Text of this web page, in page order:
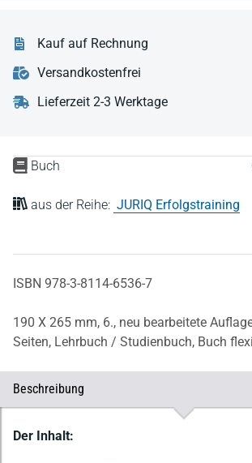
Buch
aus der Reihe: JURIQ Erfolgstraining
ISBN 978-3-8114-6536-7
190 X 265 mm, 6., neu bearbeitete
Seiten, Lehrbuch / Studienbuch, Buch
Kauf auf Rechnung
Versandkostenfrei
Lieferzeit 2-3 Werktage
Beschreibung
Beschreibung
Der Inhalt: